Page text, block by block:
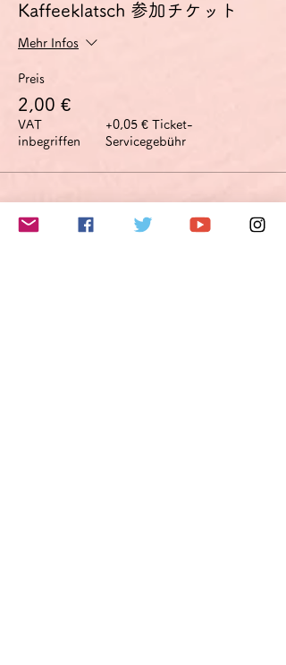
Kaffeeklatsch 参加チケット
Mehr Infos
Preis
2,00 €
VAT
inbegriffen
+0,05 € Ticket-
Servicegebühr
このイベントをシェア